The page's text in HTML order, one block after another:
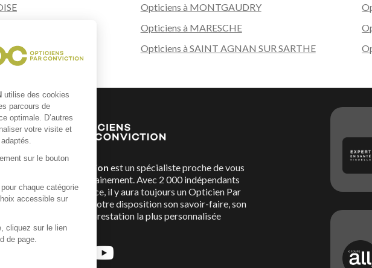
Opticiens à MONTGAUDRY
Opticiens à MARESCHE
Opticiens à SAINT AGNAN SUR SARTHE
Opticien Par Conviction est un spécialiste proche de vous
et humainement. Avec 2 000 indépendants
dans toute la France, il y aura toujours un Opticien Par
pour mettre à votre disposition son savoir-faire, son
et vous offrir la prestation la plus personnalisée
En savoir +